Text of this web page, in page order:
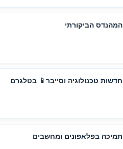
המהנדס הביקורתי
חדשות טכנולוגיה וסייבר📱 בטלגרם
תמיכה בפלאפונים ומחשבים